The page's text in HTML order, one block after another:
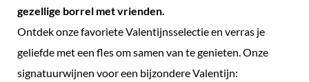
gezellige borrel met vrienden.
Ontdek onze favoriete Valentijnsselectie en verras je
geliefde met een fles om samen van te genieten. Onze
signatuurwijnen voor een bijzondere Valentijn: